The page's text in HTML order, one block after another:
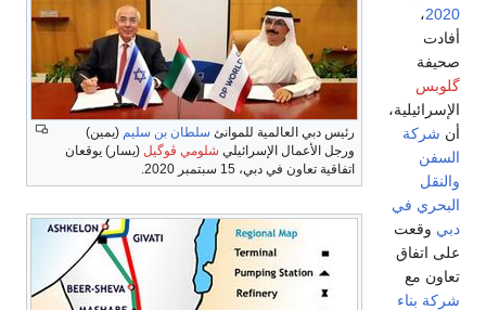
رئيس دبي العالمية للموانئ سلطان بن سليم (يمين)
ورجل الأعمال الإسرائيلي شلومي ڤوگيل (يسار) يوقعان
اتفاقية تعاون في دبي، 15 سبتمبر 2020.
2020،
أفادت
صحيفة
گلوبس
الإسرائيلية،
أن شركة
السفن
والنقل
البحري في
دبي وقعت
على اتفاق
تعاون مع
شركة بناء